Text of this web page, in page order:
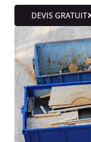
DEVIS GRATUIT